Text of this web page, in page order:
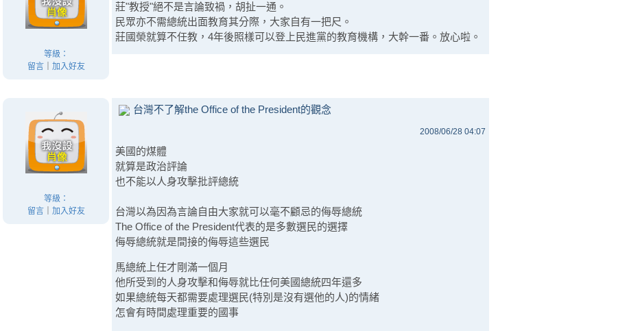
等級：
留言｜ 加入好友
莊"教授"絕不是言論致禍，胡扯一通。
民眾亦不需總統出面教育其分際，大家自有一把尺。
莊國榮就算不任教，4年後照樣可以登上民進黨的教育機構，大幹一番。放心啦。
等級：
留言｜ 加入好友
台灣不了解the Office of the President的觀念
2008/06/28 04:07
美國的煤體
就算是政治評論
也不能以人身攻擊批評總統
台灣以為因為言論自由大家就可以毫不顧忌的侮辱總統
The Office of the President代表的是多數選民的選擇
侮辱總統就是間接的侮辱這些選民
馬總統上任才剛滿一個月
他所受到的人身攻擊和侮辱就比任何美國總統四年還多
如果總統每天都需要處理選民(特別是沒有選他的人)的情緒
怎會有時間處理重要的國事